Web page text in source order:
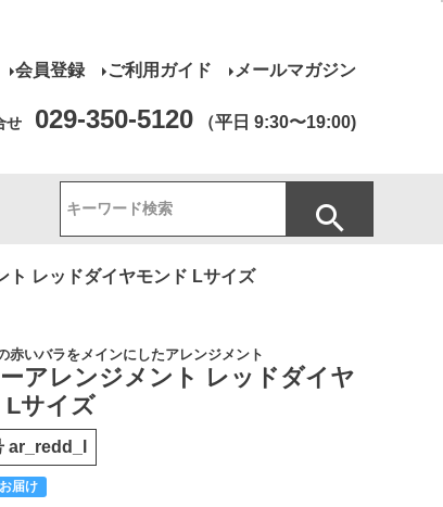
会員登録 ご利用ガイド メールマガジン
せ 029-350-5120 （平日 9:30〜19:00)
ト レッドダイヤモンド Lサイズ
赤いバラをメインにしたアレンジメント
アレンジメント レッドダイヤ
Lサイズ
ar_redd_l
届け